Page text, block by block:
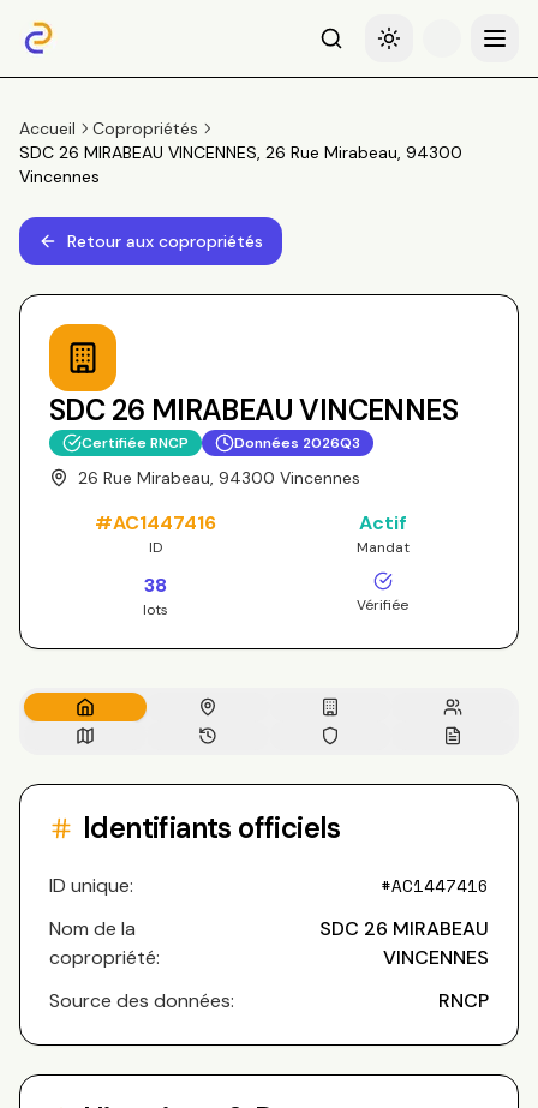
RechercheBasculer le thème
Menu
Accueil
Copropriétés
SDC 26 MIRABEAU VINCENNES, 26 Rue Mirabeau, 94300
Vincennes
Retour aux copropriétés
SDC 26 MIRABEAU VINCENNES
Certifiée RNCP Données 2026Q3
26 Rue Mirabeau, 94300 Vincennes
#AC1447416
ID
Actif
Mandat
38
lots Vérifiée
Identifiants officiels
ID unique: #AC1447416
Nom de la
copropriété:
SDC 26 MIRABEAU
VINCENNES
Source des données:
RNCP